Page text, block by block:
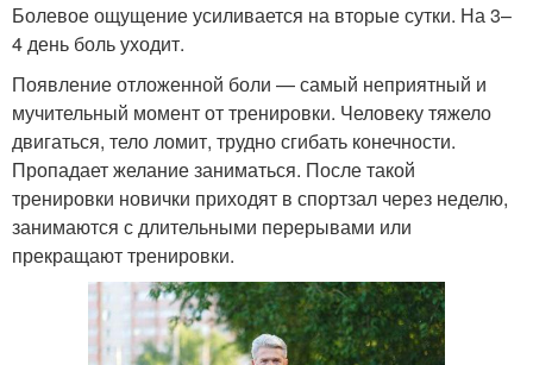
Болевое ощущение усиливается на вторые сутки. На 3–
4 день боль уходит.
Появление отложенной боли — самый неприятный и
мучительный момент от тренировки. Человеку тяжело
двигаться, тело ломит, трудно сгибать конечности.
Пропадает желание заниматься. После такой
тренировки новички приходят в спортзал через неделю,
занимаются с длительными перерывами или
прекращают тренировки.